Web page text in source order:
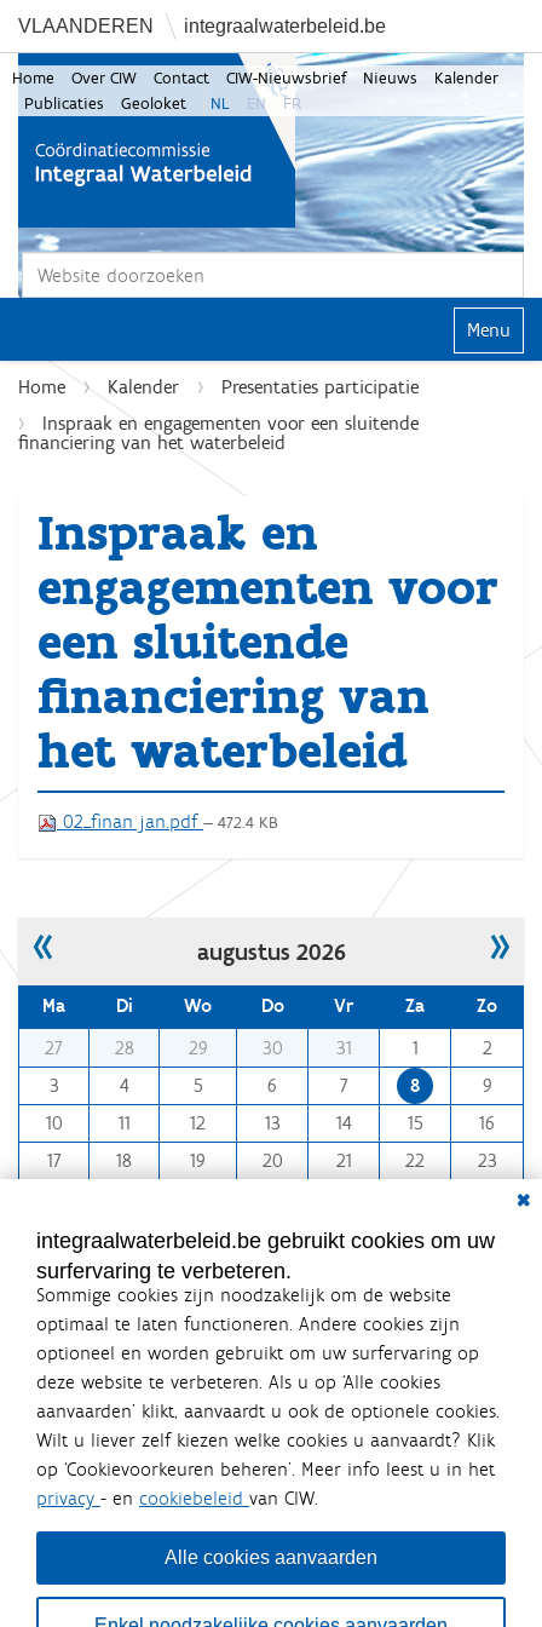
VLAANDEREN integraalwaterbeleid.be
Zoek
Home Over CIW Contact CIW-Nieuwsbrief Nieuws
Kalender
Publicaties
Geoloket NL EN FR
Klap
Home Kalender
Presentaties participatie
Inspraak en engagementen voor een sluitende
financiering van het waterbeleid
Inspraak en
engagementen voor
een sluitende
financiering van
het waterbeleid
02_finan jan.pdf — 472.4 KB
« augustus 2026 »
o
n
-
Ma Di Wo Do Vr Za
Zo
27
28 29 30 31 1
2
3
4 5 6 7 8
9
10
11 12 13 14 15
16
17
18 19 20 21 22
23
31
1 2 3 4 5 6
integraalwaterbeleid.be gebruikt cookies om uw
surfervaring te verbeteren.
Sommige cookies zijn noodzakelijk om de website
optimaal te laten functioneren. Andere cookies zijn
optioneel en worden gebruikt om uw surfervaring op
deze website te verbeteren. Als u op ‘Alle cookies
aanvaarden’ klikt, aanvaardt u ook de optionele cookies.
Wilt u liever zelf kiezen welke cookies u aanvaardt? Klik
op ‘Cookievoorkeuren beheren’. Meer info leest u in het
privacy - en cookiebeleid van CIW.
Alle cookies aanvaarden
Integraalwaterbeleid.be is een
officiële website van de Vlaamse
overheid
uitgegeven door Coördinatiecommissie Integraal
Waterbeleid
De Coördinatiecommissie Integraal Waterbeleid (CIW) is een
bestuursniveaus die bij het waterbeleid betrokken zijn. Ook
waterbedrijven nemen deel aan het overleg. Deze
samenwerking zorgt voor een gecoördineerde en
geïntegreerde aanpak van het waterbeleid en waterbeheer